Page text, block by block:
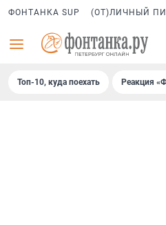
ФОНТАНКА SUP (ОТ)ЛИЧНЫЙ
Топ-10, куда поехать Реакция